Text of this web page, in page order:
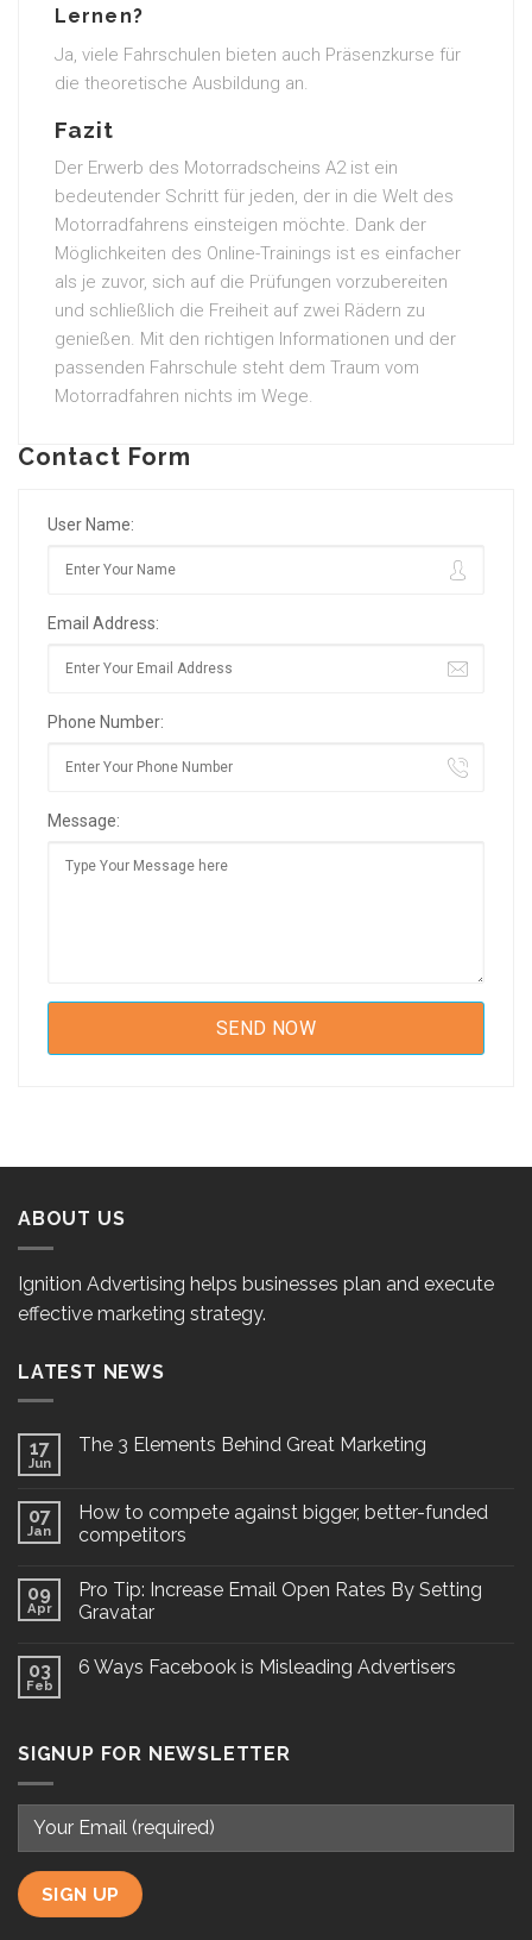
Lernen?
Ja, viele Fahrschulen bieten auch Präsenzkurse für
die theoretische Ausbildung an.
Fazit
Der Erwerb des Motorradscheins A2 ist ein
bedeutender Schritt für jeden, der in die Welt des
Motorradfahrens einsteigen möchte. Dank der
Möglichkeiten des Online-Trainings ist es einfacher
als je zuvor, sich auf die Prüfungen vorzubereiten
und schließlich die Freiheit auf zwei Rädern zu
genießen. Mit den richtigen Informationen und der
passenden Fahrschule steht dem Traum vom
Motorradfahren nichts im Wege.
Contact Form
User Name:
Email Address:
Phone Number:
Message:
ABOUT US
Ignition Advertising helps businesses plan and execute
effective marketing strategy.
LATEST NEWS
17
Jun
The 3 Elements Behind Great Marketing
07
Jan
How to compete against bigger, better-funded
competitors
09
Apr
Pro Tip: Increase Email Open Rates By Setting
Gravatar
03
Feb
6 Ways Facebook is Misleading Advertisers
SIGNUP FOR NEWSLETTER